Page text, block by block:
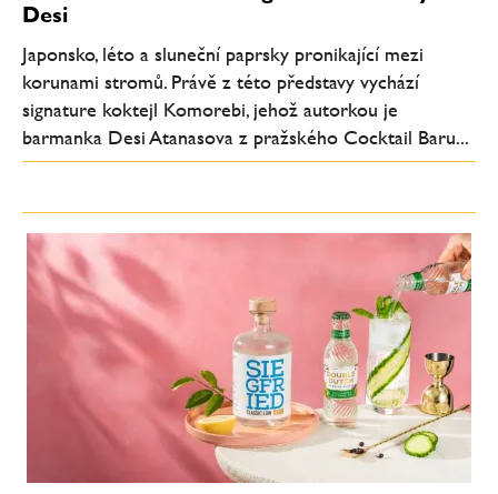
Desi
Japonsko, léto a sluneční paprsky pronikající mezi
korunami stromů. Právě z této představy vychází
signature koktejl Komorebi, jehož autorkou je
barmanka Desi Atanasova z pražského Cocktail Baru...